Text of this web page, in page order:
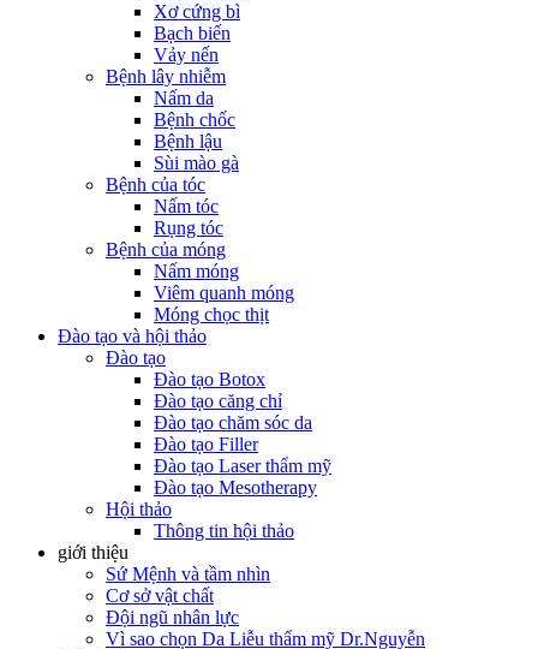
Xơ cứng bì
Bạch biến
Vảy nến
Bệnh lây nhiễm
Nấm da
Bệnh chốc
Bệnh lậu
Sùi mào gà
Bệnh của tóc
Nấm tóc
Rụng tóc
Bệnh của móng
Nấm móng
Viêm quanh móng
Móng chọc thịt
Đào tạo và hội thảo
Đào tạo
Đào tạo Botox
Đào tạo căng chỉ
Đào tạo chăm sóc da
Đào tạo Filler
Đào tạo Laser thẩm mỹ
Đào tạo Mesotherapy
Hội thảo
Thông tin hội thảo
giới thiệu
Sứ Mệnh và tầm nhìn
Cơ sở vật chất
Đội ngũ nhân lực
Vì sao chọn Da Liễu thẩm mỹ Dr.Nguyễn